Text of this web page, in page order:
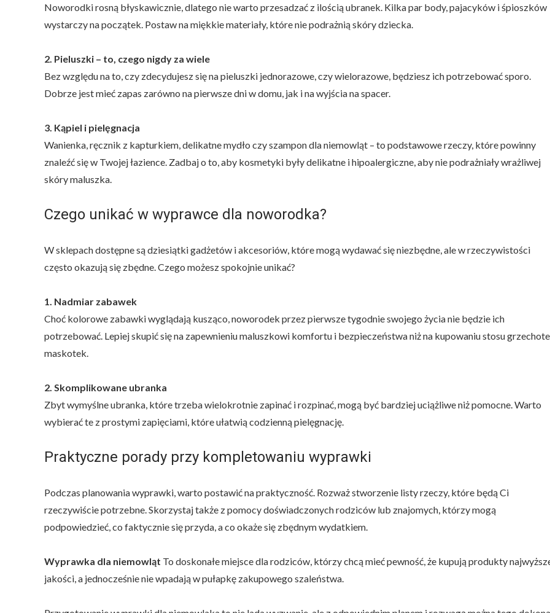
Noworodki rosną błyskawicznie, dlatego nie warto przesadzać z ilością ubranek. Kilka par body, pajacyków i śpioszków
wystarczy na początek. Postaw na miękkie materiały, które nie podrażnią skóry dziecka.
2. Pieluszki – to, czego nigdy za wiele
Bez względu na to, czy zdecydujesz się na pieluszki jednorazowe, czy wielorazowe, będziesz ich potrzebować sporo.
Dobrze jest mieć zapas zarówno na pierwsze dni w domu, jak i na wyjścia na spacer.
3. Kąpiel i pielęgnacja
Wanienka, ręcznik z kapturkiem, delikatne mydło czy szampon dla niemowląt – to podstawowe rzeczy, które powinny
znaleźć się w Twojej łazience. Zadbaj o to, aby kosmetyki były delikatne i hipoalergiczne, aby nie podrażniały wrażliwej
skóry maluszka.
Czego unikać w wyprawce dla noworodka?
W sklepach dostępne są dziesiątki gadżetów i akcesoriów, które mogą wydawać się niezbędne, ale w rzeczywistości
często okazują się zbędne. Czego możesz spokojnie unikać?
1. Nadmiar zabawek
Choć kolorowe zabawki wyglądają kusząco, noworodek przez pierwsze tygodnie swojego życia nie będzie ich
potrzebować. Lepiej skupić się na zapewnieniu maluszkowi komfortu i bezpieczeństwa niż na kupowaniu stosu
maskotek.
2. Skomplikowane ubranka
Zbyt wymyślne ubranka, które trzeba wielokrotnie zapinać i rozpinać, mogą być bardziej uciążliwe niż pomocne. Warto
wybierać te z prostymi zapięciami, które ułatwią codzienną pielęgnację.
Praktyczne porady przy kompletowaniu wyprawki
Podczas planowania wyprawki, warto postawić na praktyczność. Rozważ stworzenie listy rzeczy, które będą Ci
rzeczywiście potrzebne. Skorzystaj także z pomocy doświadczonych rodziców lub znajomych, którzy mogą
podpowiedzieć, co faktycznie się przyda, a co okaże się zbędnym wydatkiem.
Wyprawka dla niemowląt To doskonałe miejsce dla rodziców, którzy chcą mieć pewność, że kupują produkty
jakości, a jednocześnie nie wpadają w pułapkę zakupowego szaleństwa.